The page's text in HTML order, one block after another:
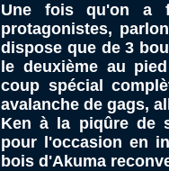
Une fois qu'on a
protagonistes,
dispose que de 3
le deuxième au
coup spécial
avalanche de gags,
Ken à la piqûre de
pour l'occasion en
bois d'Akuma